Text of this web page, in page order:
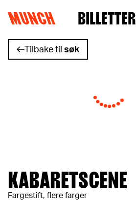
Hopp til innhold
MUNCH BILLETTER
Tilbake til søk
KABARETSCENE
Fargestift, flere farger